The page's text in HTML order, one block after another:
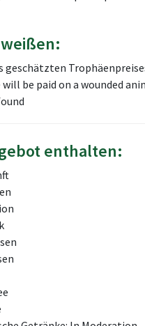
geschätzten
be paid on a wounded
enthalten: